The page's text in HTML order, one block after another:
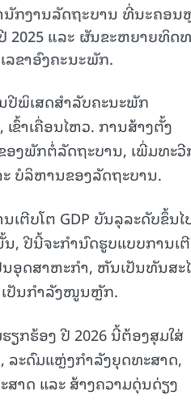
ນັກງານລັດຖະບານ ທີ່ນະຄອນ
2025 ແລະ ຜັນຂະຫຍາຍທິດ
ຂາອົງຄະນະພັກ.
ປີພິເສດສຳລັບຄະນະພັກ
ຂົ້າເຄື່ອນໄຫວ. ການສ້າງຕັ້ງ
ງພັກຕໍ່ລັດຖະບານ, ເພີ່ມທະ
ບໍລິຫານຂອງລັດຖະບານ.
ຕີບໂຕ GDP ບັນລຸລະດັບຂຶ້ນໄ
ນ, ປີນີ້ຈະກຳນົດຮູບແບບການເ
ອຸດສາຫະກຳ, ຫັນເປັນທັນສ
ເປັນກຳລັງໜູນຫຼັກ.
ກຮ້ອງ ປີ 2026 ນີ້ຕ້ອງສຸມໃສ່
ລະດົມແຫຼ່ງກຳລັງຍຸດທະສາດ,
າດ ແລະ ສ້າງຄວາມດຸ່ນດ່ຽງ
15.036(03-08-